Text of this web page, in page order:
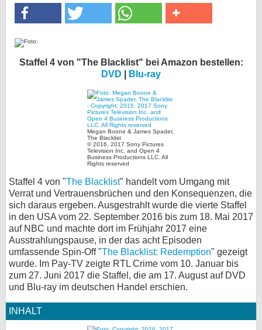
Staffel 4 von "The Blacklist" bei Amazon bestellen:
DVD
Blu-ray
Megan Boone & James Spader,
The Blacklist
© 2016, 2017 Sony Pictures
Television Inc. and Open 4
Business Productions LLC. All
Rights reserved
Staffel 4 von "The Blacklist" handelt vom Umgang mit
Verrat und Vertrauensbrüchen und den Konsequenzen, die
sich daraus ergeben. Ausgestrahlt wurde die vierte Staffel
in den USA vom 22. September 2016 bis zum 18. Mai 2017
auf NBC und machte dort im Frühjahr 2017 eine
Ausstrahlungspause, in der das acht Episoden
umfassende Spin-Off "The Blacklist: Redemption" gezeigt
wurde. Im Pay-TV zeigte RTL Crime vom 10. Januar bis
zum 27. Juni 2017 die Staffel, die am 17. August auf DVD
und Blu-ray im deutschen Handel erschien.
INHALT
Specials
Gewinnspiele
bei X
bei Facebook
Nutzungsbedingungen
Datenschutz
Cookie-Einstellungen
Impressum
Desktop-Ansicht